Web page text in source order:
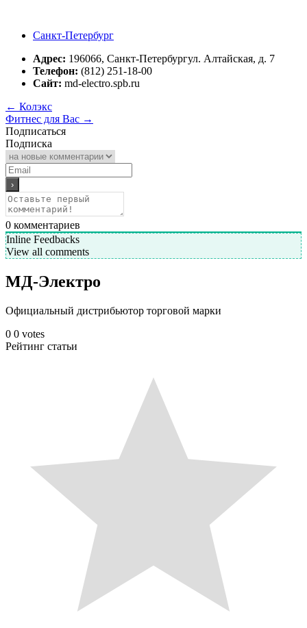
Санкт-Петербург
Адрес: 196066, Санкт-Петербургул. Алтайская, д. 7
Телефон: (812) 251-18-00
Сайт: md-electro.spb.ru
← Колэкс
Фитнес для Вас →
Подписаться
Подписка
0 комментариев
Inline Feedbacks
View all comments
МД-Электро
Официальный дистрибьютор торговой марки
0 0 votes
Рейтинг статьи